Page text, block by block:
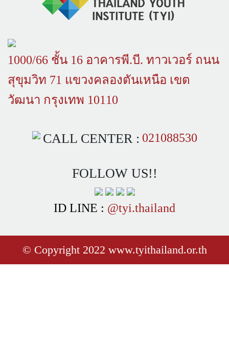
1000/66 ชั้น 16 อาคารพี.บี. ทาวเวอร์ ถนน
สุขุมวิท 71 แขวงคลองตันเหนือ เขต
วัฒนา กรุงเทพ 10110
CALL CENTER : 021088530
FOLLOW US!!
ID LINE : @tyi.thailand
© Copyright 2022 www.tyithailand.or.th